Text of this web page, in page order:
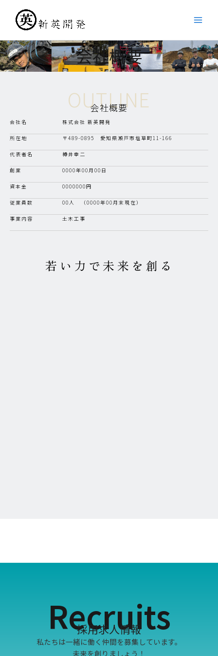
ス
キ
ッ
会社概要
OUTLINE
会社概要
会社名 株式会社 新英開発
所在地 〒489-0895 愛知県瀬戸市塩草町11-166
代表者名 樽井幸二
創業 0000年00月00日
資本金 0000000円
従業員数 00人 （0000年00月末現在）
事業内容 土木工事
若い力で未来を創る
Recruits
採用求人情報
私たちは一緒に働く仲間を募集しています。
未来を創りましょう！